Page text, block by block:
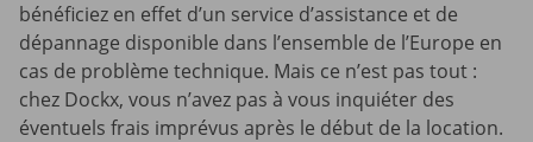
bénéficiez en effet d’un service d’assistance et de
dépannage disponible dans l’ensemble de l’Europe en
cas de problème technique. Mais ce n’est pas tout :
chez Dockx, vous n’avez pas à vous inquiéter des
éventuels frais imprévus après le début de la location.